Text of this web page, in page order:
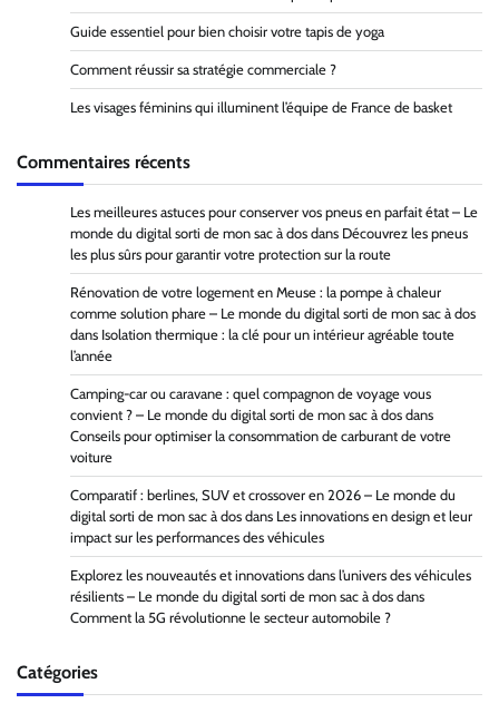
Guide essentiel pour bien choisir votre tapis de yoga
Comment réussir sa stratégie commerciale ?
Les visages féminins qui illuminent l’équipe de France de basket
Commentaires récents
Les meilleures astuces pour conserver vos pneus en parfait état – Le
monde du digital sorti de mon sac à dos dans Découvrez les pneus
les plus sûrs pour garantir votre protection sur la route
Rénovation de votre logement en Meuse : la pompe à chaleur
comme solution phare – Le monde du digital sorti de mon sac à dos
dans Isolation thermique : la clé pour un intérieur agréable toute
l’année
Camping-car ou caravane : quel compagnon de voyage vous
convient ? – Le monde du digital sorti de mon sac à dos dans
Conseils pour optimiser la consommation de carburant de votre
voiture
Comparatif : berlines, SUV et crossover en 2026 – Le monde du
digital sorti de mon sac à dos dans Les innovations en design et leur
impact sur les performances des véhicules
Explorez les nouveautés et innovations dans l’univers des véhicules
résilients – Le monde du digital sorti de mon sac à dos dans
Comment la 5G révolutionne le secteur automobile ?
Catégories